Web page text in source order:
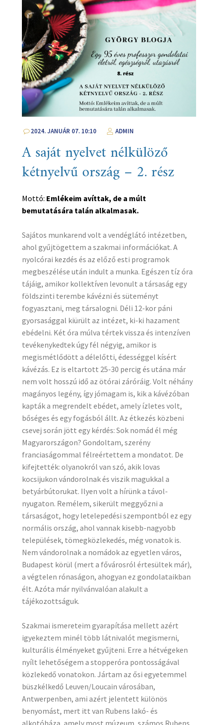
2024. JANUÁR 07. 10:10 ADMIN
A saját nyelvet nélkülöző
kétnyelvű ország – 2. rész
Mottó: Emlékeim avíttak, de a múlt
bemutatására talán alkalmasak.
Sajátos munkarend volt a vendéglátó intézetben,
ahol gyűjtögettem a szakmai információkat. A
nyolcórai kezdés és az előző esti programok
megbeszélése után indult a munka. Egészen tíz óra
tájáig, amikor kollektíven levonult a társaság egy
földszinti terembe kávézni és süteményt
fogyasztani, meg társalogni. Déli 12-kor páni
gyorsasággal kiürült az intézet, ki-ki hazament
ebédelni. Két óra múlva tértek vissza és intenzíven
tevékenykedtek úgy fél négyig, amikor is
megismétlődött a délelőtti, édességgel kísért
kávézás. Ez is eltartott 25-30 percig és utána már
nem volt hosszú idő az ötórai záróráig. Volt néhány
magányos legény, így jómagam is, kik a kávézóban
kapták a megrendelt ebédet, amely ízletes volt,
bőséges és egy fogásból állt. Az étkezés közbeni
csevej során jött egy kérdés: Sok nomád él még
Magyarországon? Gondoltam, szerény
franciaságommal félreértettem a mondatot. De
kifejtették: olyanokról van szó, akik lovas
kocsijukon vándorolnak és viszik magukkal a
betyárbútorukat. Ilyen volt a hírünk a távol-
nyugaton. Remélem, sikerült meggyőzni a
társaságot, hogy letelepedési szempontból ez egy
normális ország, ahol vannak kisebb-nagyobb
települések, tömegközlekedés, még vonatok is.
Nem vándorolnak a nomádok az egyetlen város,
Budapest körül (mert a fővárosról értesültek már),
a végtelen rónaságon, ahogyan ez gondolataikban
élt. Azóta már nyilvánvalóan alakult a
tájékozottságuk.
Szakmai ismereteim gyarapítása mellett azért
igyekeztem minél több látnivalót megismerni,
kulturális élményeket gyűjteni. Erre a hétvégeken
nyílt lehetőségem a stopperóra pontosságával
közlekedő vonatokon. Jártam az ősi egyetemmel
büszkélkedő Leuven/Loucain városában,
Antwerpenben, ami azért jelentett különös
benyomást, mert itt van Rubens lakó- és
alkotóháza, amely most múzeum, számos Rubens